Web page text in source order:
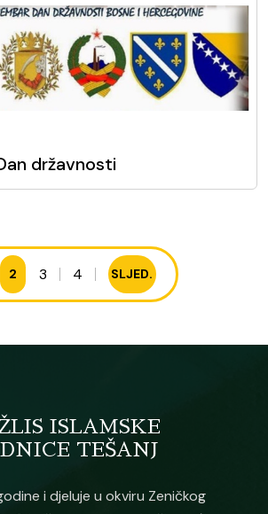
državnosti
2 3 4 SLJED.
ISLAMSKE
TEŠANJ
i djeluje u okviru Zeničkog